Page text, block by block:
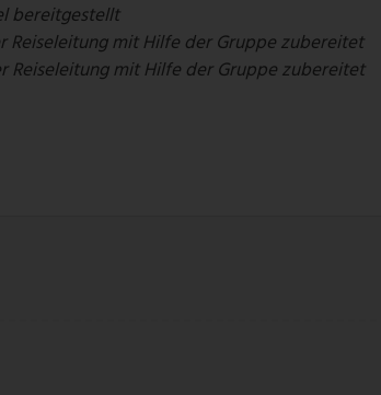
bereitgestellt
Reiseleitung mit Hilfe der Gruppe zubereitet
Reiseleitung mit Hilfe der Gruppe zubereitet